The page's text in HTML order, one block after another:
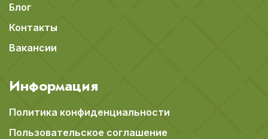
Блог
Контакты
Вакансии
Информация
Политика конфиденциальности
Пользовательское соглашение